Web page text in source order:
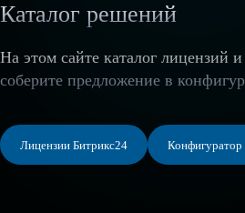
Каталог решений
На этом сайте каталог лицензий
соберите предложение в
Лицензии Битрикс24